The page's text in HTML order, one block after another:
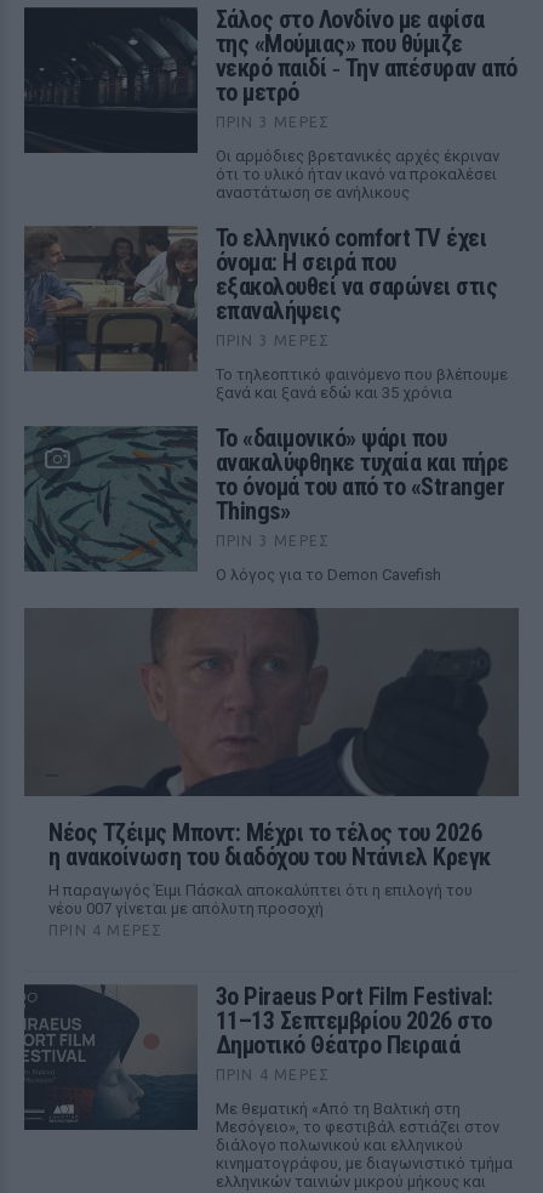
Σάλος στο Λονδίνο με αφίσα
της «Μούμιας» που θύμιζε
νεκρό παιδί ‑ Την απέσυραν από
το μετρό
ΠΡΙΝ 3 ΜΈΡΕΣ
Οι αρμόδιες βρετανικές αρχές έκριναν
ότι το υλικό ήταν ικανό να προκαλέσει
αναστάτωση σε ανήλικους
Το ελληνικό comfort TV έχει
όνομα: Η σειρά που
εξακολουθεί να σαρώνει στις
επαναλήψεις
ΠΡΙΝ 3 ΜΈΡΕΣ
Το τηλεοπτικό φαινόμενο που βλέπουμε
ξανά και ξανά εδώ και 35 χρόνια
Το «δαιμονικό» ψάρι που
ανακαλύφθηκε τυχαία και πήρε
το όνομά του από το «Stranger
Things»
ΠΡΙΝ 3 ΜΈΡΕΣ
Ο λόγος για το Demon Cavefish
Νέος Τζέιμς Μποντ: Μέχρι το τέλος του 2026
η ανακοίνωση του διαδόχου του Ντάνιελ Κρεγκ
Η παραγωγός Έιμι Πάσκαλ αποκαλύπτει ότι η επιλογή του
νέου 007 γίνεται με απόλυτη προσοχή
ΠΡΙΝ 4 ΜΈΡΕΣ
3ο Piraeus Port Film Festival:
11–13 Σεπτεμβρίου 2026 στο
Δημοτικό Θέατρο Πειραιά
ΠΡΙΝ 4 ΜΈΡΕΣ
Με θεματική «Από τη Βαλτική στη
Μεσόγειο», το φεστιβάλ εστιάζει στον
διάλογο πολωνικού και ελληνικού
κινηματογράφου, με διαγωνιστικό τμήμα
ελληνικών ταινιών μικρού μήκους και